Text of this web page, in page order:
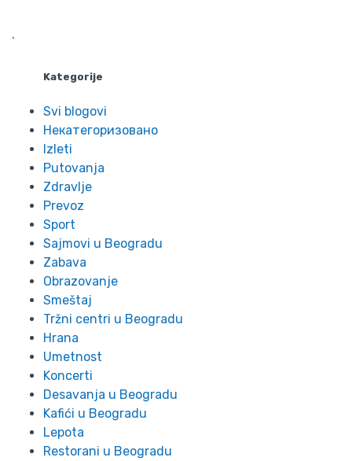
.
Kategorije
Svi blogovi
Некатегоризовано
Izleti
Putovanja
Zdravlje
Prevoz
Sport
Sajmovi u Beogradu
Zabava
Obrazovanje
Smeštaj
Tržni centri u Beogradu
Hrana
Umetnost
Koncerti
Desavanja u Beogradu
Kafići u Beogradu
Lepota
Restorani u Beogradu